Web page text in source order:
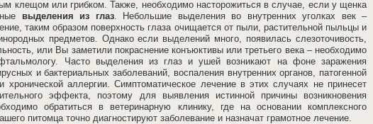
клещом или грибком. Также, необходимо насторожиться в случае, если у щенка
выделения из глаз. Небольшие выделения во внутренних уголках век –
таким образом поверхность глаза очищается от пыли, растительной пыльцы и
предметов. Однако если выделений много, появилась слезоточивость,
или Вы заметили покраснение конъюктивы или третьего века – необходимо
Часто выделения из глаз и ушей возникают на фоне заражения
и бактериальных заболеваний, воспаления внутренних органов, патогенной
хронической аллергии. Симптоматическое лечение в этих случаях не принесет
эффекта, поэтому для выявления истинной причины возникновения
обратиться в ветеринарную клинику, где на основании комплексного
питомца точно диагностируют заболевание и назначат грамотное лечение.